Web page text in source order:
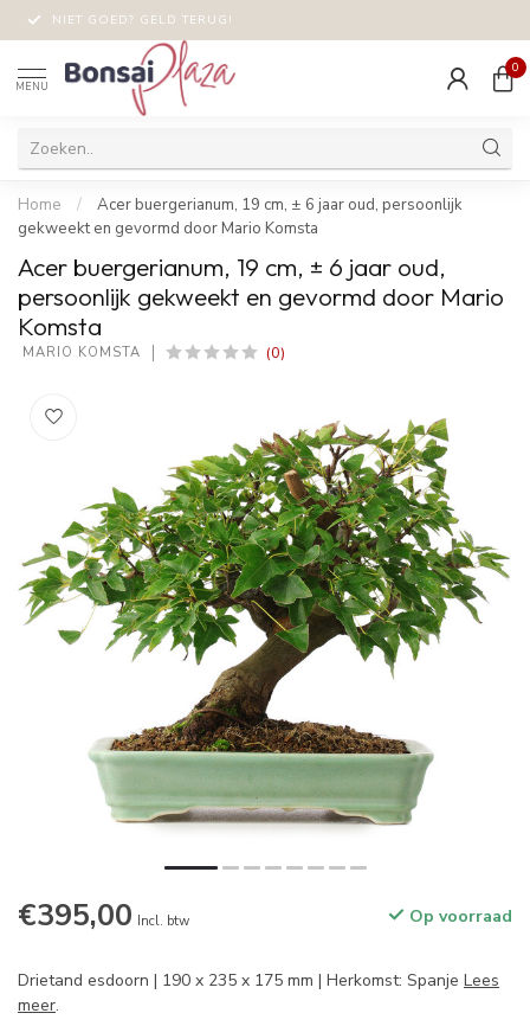
NIET GOED? GELD TERUG!
MENU
0
Home /
Acer buergerianum, 19 cm, ± 6 jaar oud, persoonlijk
gekweekt en gevormd door Mario Komsta
Acer buergerianum, 19 cm, ± 6 jaar oud,
persoonlijk gekweekt en gevormd door Mario
Komsta
MARIO KOMSTA (0)
€395,00 Incl. btw Op voorraad
Drietand esdoorn | 190 x 235 x 175 mm | Herkomst: Spanje Lees
meer.